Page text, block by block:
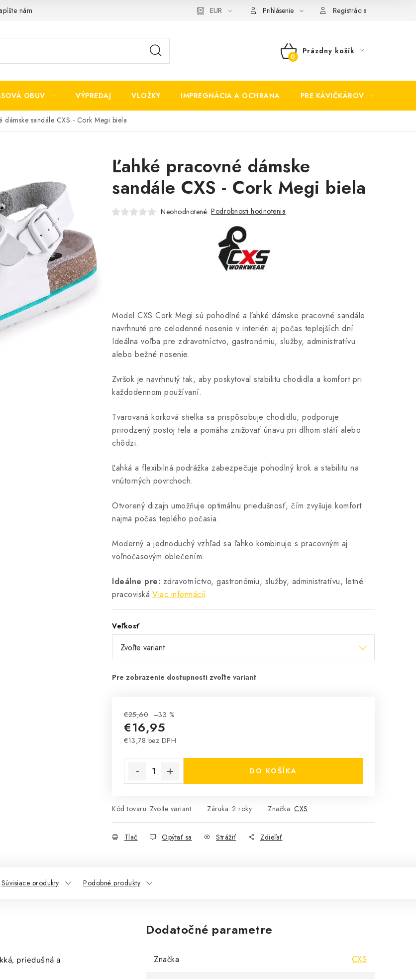
nám EUR Prihlásenie Registrácia
NÁKUPNÝ
Prázdny košík
OBUV VÝPREDAJ VLOŽKY IMPREGNÁCIA A OCHRANA PRE KÁVIČKÁROV
dámske sandále CXS - Cork Megi biela
Ľahké pracovné dámske
sandále CXS - Cork Megi biela
Neohodnotené Podrobnosti hodnotenia
Model CXS Cork Megi sú pohodlné a ľahké dámske pracovné sandále
navrhnuté pre celodenné nosenie v interiéri aj počas teplejších dní.
Ideálna voľba pre zdravotníctvo, gastronómiu, služby, administratívu
alebo bežné nosenie.
Zvršok je navrhnutý tak, aby poskytoval stabilitu chodidla a komfort pri
každodennom používaní.
Tvarovaná korková stielka sa prispôsobuje chodidlu, podporuje
prirodzený postoj tela a pomáha znižovať únavu pri dlhom státí alebo
chôdzi.
Ľahká a flexibilná podrážka zabezpečuje pohodlný krok a stabilitu na
vnútorných povrchoch.
Otvorený dizajn umožňuje optimálnu priedušnosť, čím zvyšuje komfort
najmä počas teplého počasia.
Moderný a jednoduchý vzhľad sa ľahko kombinuje s pracovným aj
voľnočasovým oblečením.
Ideálne pre: zdravotníctvo, gastronómiu, služby, administratívu, letné
pracoviská Viac informácií
Veľkosť
€25,60 –33 %
€16,95
€13,78 bez DPH
DO KOŠÍKA
Kód tovaru: Zvoľte variant Záruka: 2 roky Značka: CXS
Tlač Opýtať sa Strážiť Zdieľať
Súvisiace produkty Podobné produkty
priedušná a
Dodatočné parametre
Značka CXS